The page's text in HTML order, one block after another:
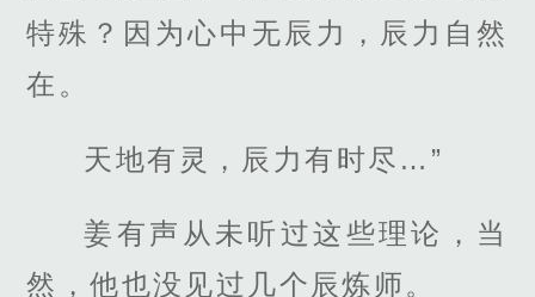
特殊？因为心中无辰力，辰力自然
在。
天地有灵，辰力有时尽…”
姜有声从未听过这些理论，当
然，他也没见过几个辰炼师。